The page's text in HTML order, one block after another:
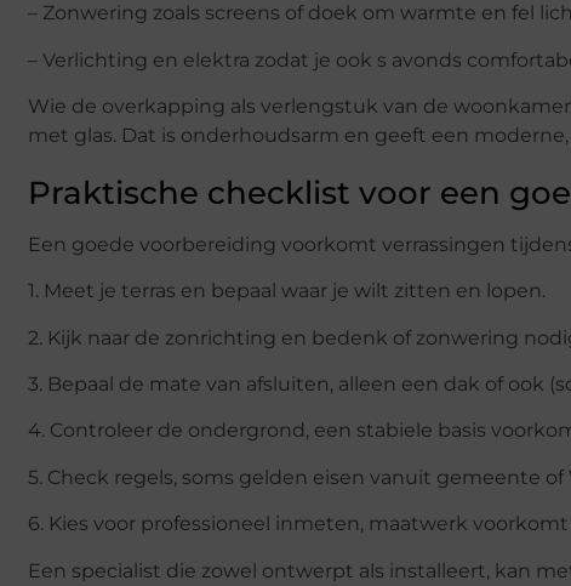
– Zonwering zoals screens of doek om warmte en fel
– Verlichting en elektra zodat je ook s avonds
Wie de overkapping als verlengstuk van de
met glas. Dat is onderhoudsarm en geeft een
Praktische checklist voor een
Een goede voorbereiding voorkomt verrassingen
1. Meet je terras en bepaal waar je wilt zitten en lopen.
2. Kijk naar de zonrichting en bedenk of zonwering
3. Bepaal de mate van afsluiten, alleen een dak of ook
4. Controleer de ondergrond, een stabiele basis
5. Check regels, soms gelden eisen vanuit gemeente of
6. Kies voor professioneel inmeten, maatwerk
Een specialist die zowel ontwerpt als installeert, kan